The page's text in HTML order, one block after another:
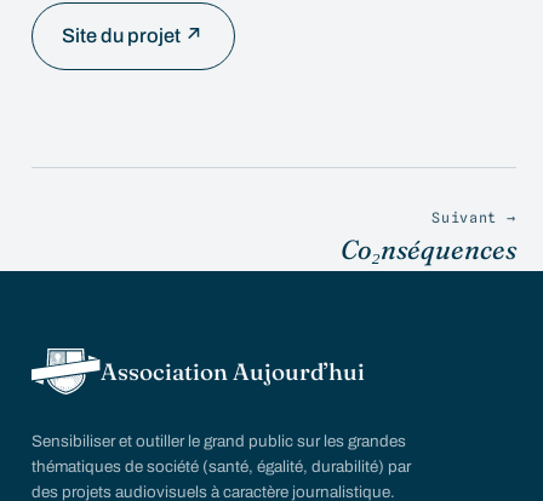
Site du projet ↗
Suivant →
Co₂nséquences
Association Aujourd’hui
Sensibiliser et outiller le grand public sur les grandes
thématiques de société (santé, égalité, durabilité) par
des projets audiovisuels à caractère journalistique.